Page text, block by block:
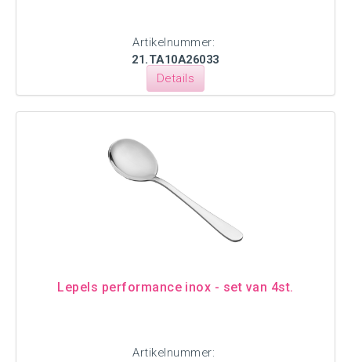
Artikelnummer:
21.TA10A26033
Details
Lepels performance inox - set van 4st.
Artikelnummer: